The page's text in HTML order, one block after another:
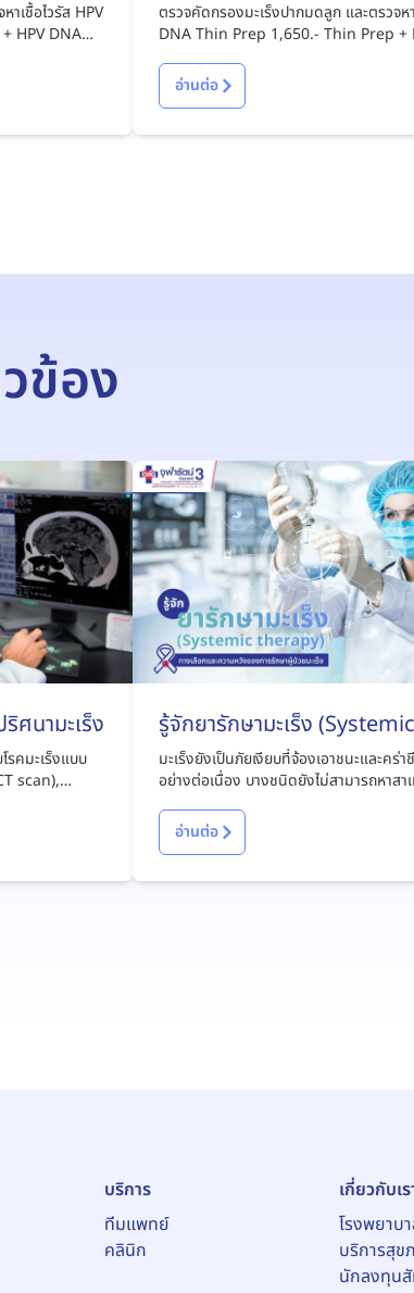
าเชื้อไวรัส HPV
ตรวจคัดกรองมะเร็งปากมดลูก และตรวจห
DNA Thin Prep 1,650.- Thin Prep + HPV DNA
อ่านต่อ
ข้อง
ศนามะเร็ง
รคมะเร็งแบบ
scan),
รู้จักยารักษามะเร็ง (Systemic
therapy) ทางเลือกและความ
การรักษาผู้ป่วยมะเร็ง
มะเร็งยังเป็นภัยเงียบที่จ้องเอาชนะและคร่
อย่างต่อเนื่อง บางชนิดยังไม่สามารถหาสา
โอกาสในการรักษาผู้ป่วยมะเร็งได้จากบทควา
อ่านต่อ
บริการ
ทีมแพทย์
คลินิก
เกี่ยวกับเร
โรงพยาบ
บริการสุข
นักลงทุน